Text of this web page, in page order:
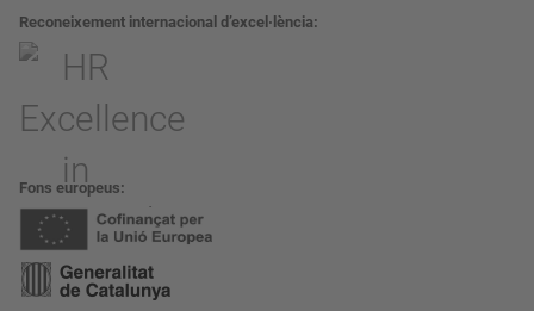
Reconeixement internacional d’excel·lència
Fons europeus